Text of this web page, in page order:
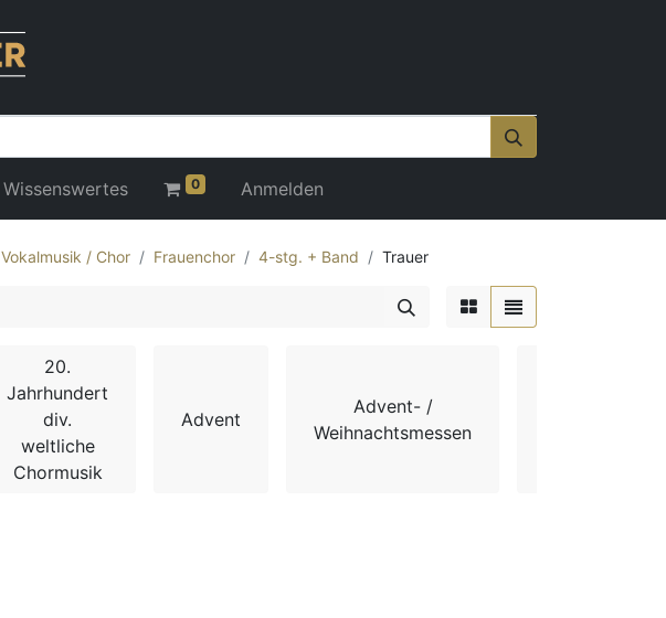
Wissenswertes 0 Anmelden
Vokalmusik / Chor Frauenchor 4-stg. + Band Trauer
20.
Jahrhundert
div.
weltliche
Chormusik
Advent
Advent- /
Weihnachtsmessen